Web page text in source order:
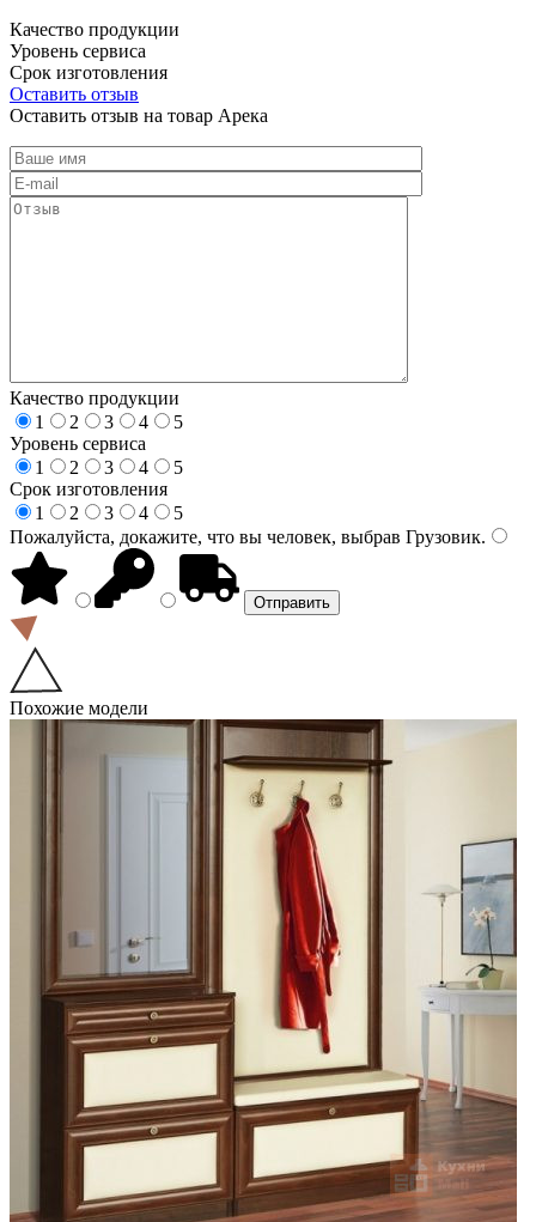
Качество продукции
Уровень сервиса
Срок изготовления
Оставить отзыв
Оставить отзыв на товар Арека
Качество продукции
1
2 3 4
5
Уровень сервиса
1
2 3 4
5
Срок изготовления
1
2 3 4
5
Пожалуйста, докажите, что вы человек, выбрав Грузовик.
Похожие модели